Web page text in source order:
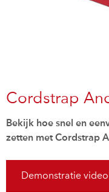
Cordstrap
Bekijk hoe snel en
zetten met Cordstrap
Demonstratie